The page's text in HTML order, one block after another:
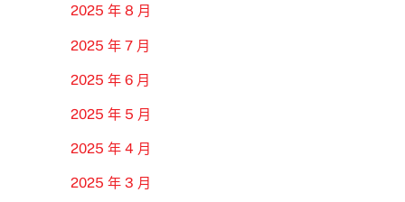
2025 年 8 月
2025 年 7 月
2025 年 6 月
2025 年 5 月
2025 年 4 月
2025 年 3 月